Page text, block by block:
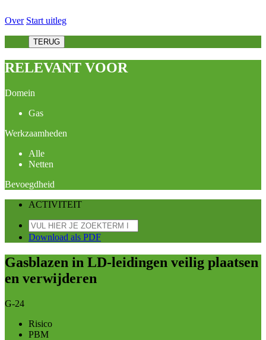
Over Start uitleg
TERUG
RELEVANT VOOR
Domein
Gas
Werkzaamheden
Alle
Netten
Bevoegdheid
ACTIVITEIT
Download als PDF
Gasblazen in LD-leidingen veilig plaatsen
en verwijderen
G-24
Risico
PBM